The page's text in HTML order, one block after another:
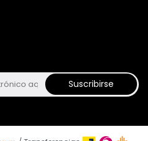
Suscribirse